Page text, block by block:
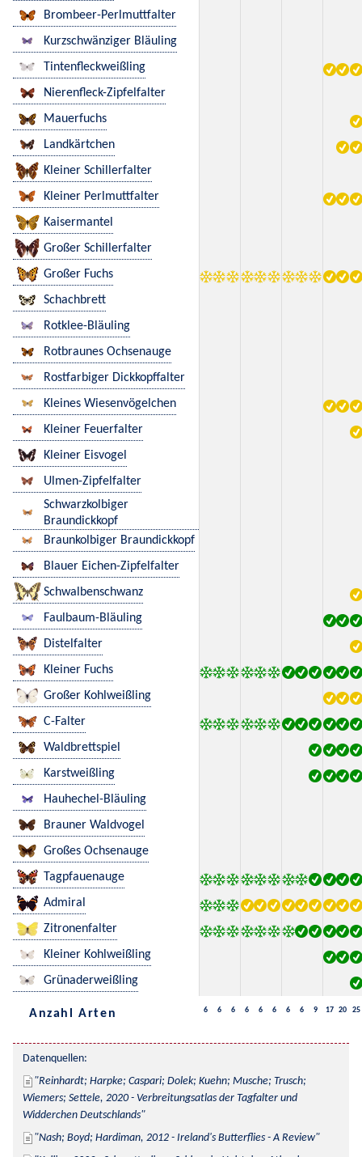
Brombeer-Perlmuttfalter
Kurzschwänziger Bläuling
Tintenfleckweißling
Nierenfleck-Zipfelfalter
Mauerfuchs
Landkärtchen
Kleiner Schillerfalter
Kleiner Perlmuttfalter
Kaisermantel
Großer Schillerfalter
Großer Fuchs
Schachbrett
Rotklee-Bläuling
Rotbraunes Ochsenauge
Rostfarbiger Dickkopffalter
Kleines Wiesenvögelchen
Kleiner Feuerfalter
Kleiner Eisvogel
Ulmen-Zipfelfalter
Schwarzkolbiger
Braundickkopf
Braunkolbiger Braundickkopf
Blauer Eichen-Zipfelfalter
Schwalbenschwanz
Faulbaum-Bläuling
Distelfalter
Kleiner Fuchs
Großer Kohlweißling
C-Falter
Waldbrettspiel
Karstweißling
Hauhechel-Bläuling
Brauner Waldvogel
Großes Ochsenauge
Tagpfauenauge
Admiral
Zitronenfalter
Kleiner Kohlweißling
Grünaderweißling
Anzahl Arten 6 6 6 6 6 6 6 6 9 17 20 25
Datenquellen:
Reinhardt; Harpke; Caspari; Dolek; Kuehn; Musche; Trusch;
Wiemers; Settele, 2020 - Verbreitungsatlas der Tagfalter und
Widderchen Deutschlands
Nash; Boyd; Hardiman, 2012 - Ireland's Butterflies - A Review